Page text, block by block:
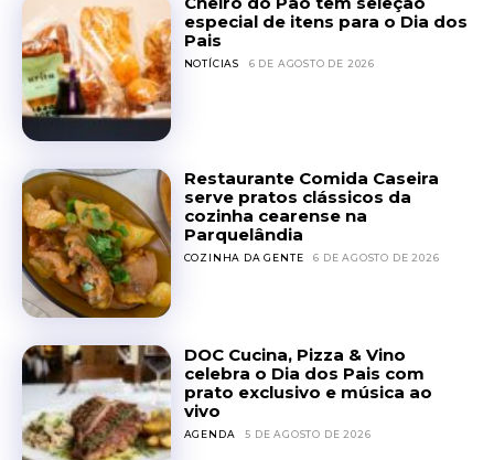
especial de itens para o Dia dos
Pais
NOTÍCIAS 6 DE AGOSTO DE 2026
Restaurante Comida Caseira
serve pratos clássicos da
cozinha cearense na
Parquelândia
COZINHA DA GENTE 6 DE AGOSTO DE 2026
DOC Cucina, Pizza & Vino
celebra o Dia dos Pais com
prato exclusivo e música ao
vivo
AGENDA 5 DE AGOSTO DE 2026